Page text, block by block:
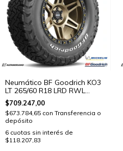
Neumático BF Goodrich KO3
LT 265/60 R18 LRD RWL
114/110 STD
$709.247,00
$673.784,65 con Transferencia o
depósito
6 cuotas sin interés de
$118.207,83